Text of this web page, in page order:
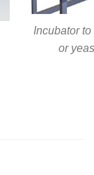
Incubator
or